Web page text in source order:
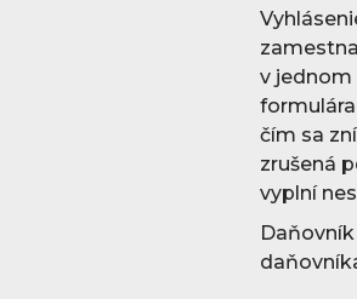
v
čím sa
zrušená
vyplní